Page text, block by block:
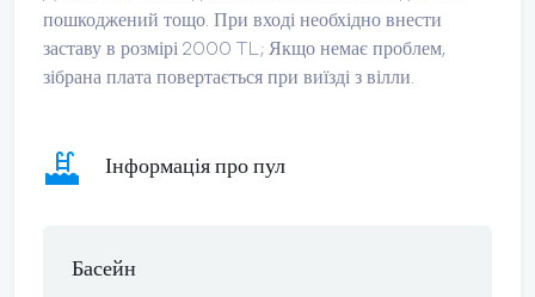
пошкоджений тощо. При вході необхідно внести
заставу в розмірі 2000 TL; Якщо немає проблем,
зібрана плата повертається при виїзді з вілли.
Інформація про пул
Басейн